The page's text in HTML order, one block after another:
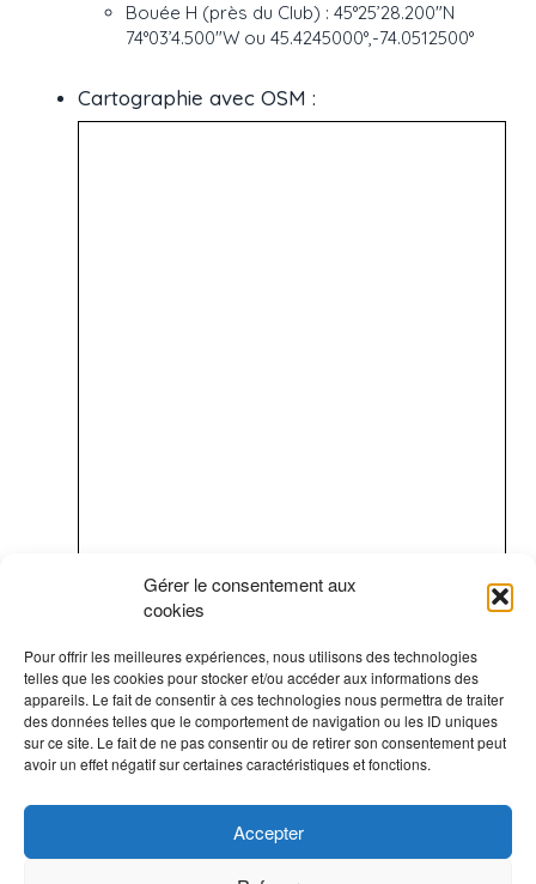
Gérer le consentement aux
cookies
Pour offrir les meilleures expériences, nous utilisons des technologies
telles que les cookies pour stocker et/ou accéder aux informations des
appareils. Le fait de consentir à ces technologies nous permettra de traiter
des données telles que le comportement de navigation ou les ID uniques
sur ce site. Le fait de ne pas consentir ou de retirer son consentement peut
avoir un effet négatif sur certaines caractéristiques et fonctions.
Accepter
Bouée H (près du Club) : 45°25’28.200″N
74°03’4.500″W ou 45.4245000°,-74.0512500°
Cartographie avec OSM :
CLUB DE VOILE DEUX-MONTAGNES